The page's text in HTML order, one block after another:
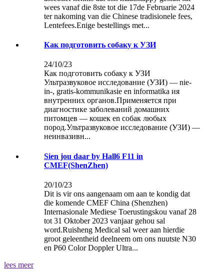
wees vanaf die 8ste tot die 17de Februarie 2024
ter nakoming van die Chinese tradisionele fees,
Lentefees.Enige bestellings met...
Как подготовить собаку к УЗИ
24/10/23
Как подготовить собаку к УЗИ
Ультразвуковое исследование (УЗИ) — nie-
in-, gratis-kommunikasie en informatika ия
внутренних органов.Применяется при
диагностике заболеваний домашних
питомцев — кошек en собак любых
пород.Ультразвуковое исследование (УЗИ) —
неинвазивн...
Sien jou daar by Hall6 F11 in
CMEF(ShenZhen)
20/10/23
Dit is vir ons aangenaam om aan te kondig dat
die komende CMEF China (Shenzhen)
Internasionale Mediese Toerustingskou vanaf 28
tot 31 Oktober 2023 vanjaar gehou sal
word.Ruisheng Medical sal weer aan hierdie
groot geleentheid deelneem om ons nuutste N30
en P60 Color Doppler Ultra...
lees meer